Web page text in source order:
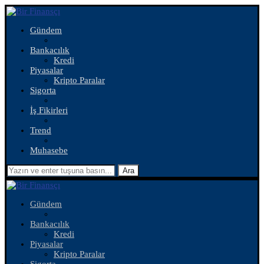
Gündem
Bankacılık
Kredi
Piyasalar
Kripto Paralar
Sigorta
İş Fikirleri
Trend
Muhasebe
Ara
Gündem
Bankacılık
Kredi
Piyasalar
Kripto Paralar